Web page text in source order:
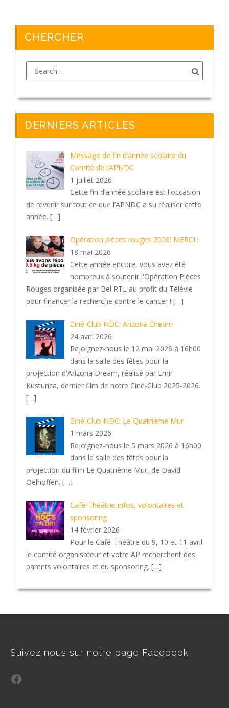
CHERCHER
DERNIERS ARTICLES
Message de fin d’année scolaire du
Comité de l’APNDC
1 juillet 2026
Cette fin d‘année scolaire est l'occasion
de revenir sur tout ce que l’APNDC a su réaliser cette
année. […]
Opération pièces rouges 2026: MERCI !
18 mai 2026
Cette année encore, vous avez été
nombreux à soutenir l'Opération Pièces
Rouges organisée par Bel RTL au profit du Télévie
pour financer la recherche contre le cancer ! […]
Ciné-Club NDC: Arizona Dream
24 avril 2026
Rejoignez-nous le 12 mai 2026 à 16h00
dans la salle des fêtes pour la
projection d'Arizona Dream, réalisé par Emir
Kusturica, dernier film de notre Ciné-Club 2025-2026.
[…]
Ciné-Club NDC: Le Quatrième Mur
1 mars 2026
Rejoignez-nous le 5 mars 2026 à 16h00
dans la salle des fêtes pour la
projection du film Le Quatrième Mur, de David
Oelhoffen. […]
Café-Théâtre: infos, volontaires et
sponsoring
14 février 2026
Pour le Café-Théâtre du 9, 10 et 11 avril
le comité organisateur et votre AP recherchent des
parents volontaires et du sponsoring. […]
Suivez nous sur notre page Facebook
Facebook